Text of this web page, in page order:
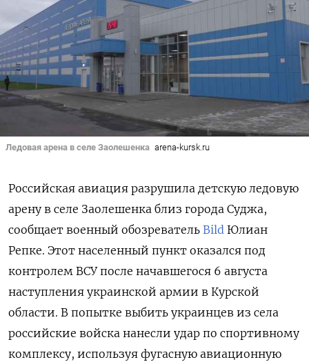
Ледовая арена в селе Заолешенка arena-kursk.ru
Российская авиация разрушила детскую ледовую
арену в селе Заолешенка близ города Суджа,
сообщает военный обозреватель Bild Юлиан
Репке. Этот населенный пункт оказался под
контролем ВСУ после начавшегося 6 августа
наступления украинской армии в Курской
области. В попытке выбить украинцев из села
российские войска нанесли удар по спортивному
комплексу, используя фугасную авиационную